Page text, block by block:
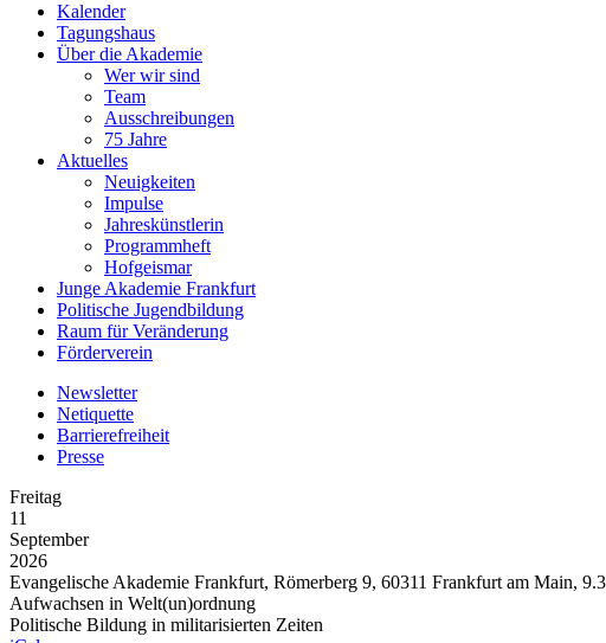
Kalender
Tagungshaus
Über die Akademie
Wer wir sind
Team
Ausschreibungen
75 Jahre
Aktuelles
Neuigkeiten
Impulse
Jahreskünstlerin
Programmheft
Hofgeismar
Junge Akademie Frankfurt
Politische Jugendbildung
Raum für Veränderung
Förderverein
Newsletter
Netiquette
Barrierefreiheit
Presse
Freitag
11
September
2026
Evangelische Akademie Frankfurt, Römerberg 9, 60311 Frankfurt am Main,
Aufwachsen in Welt(un)ordnung
Politische Bildung in militarisierten Zeiten